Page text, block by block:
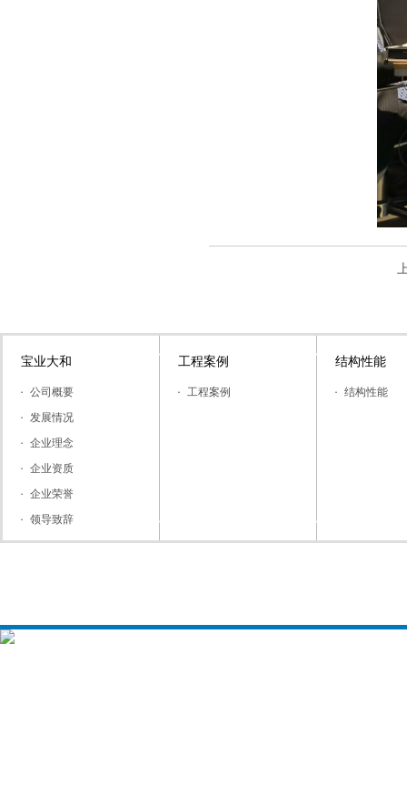
宝业大和
公司概要
发展情况
企业理念
企业资质
企业荣誉
领导致辞
工程案例
工程案例
结构性能
结构性能